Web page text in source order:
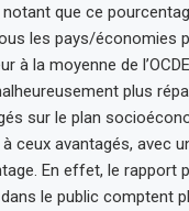
que ce
les pays/économies
à la moyenne de
plus
sur le plan
ceux avantagés, avec
En effet, le rapport
le public comptent